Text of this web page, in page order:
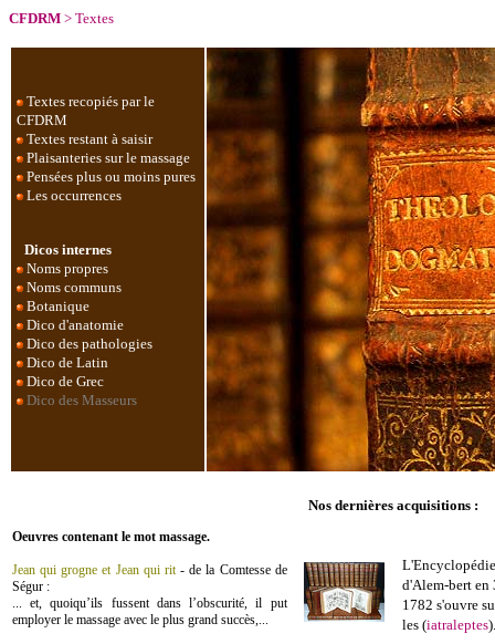
CFDRM > Textes
Textes recopiés par le
CFDRM
Textes restant à saisir
Plaisanteries sur le massage
Pensées plus ou moins pures
Les occurrences
Dicos internes
Noms propres
Noms communs
Botanique
Dico d'anatomie
Dico des pathologies
Dico de Latin
Dico de Grec
Dico des Masseurs
Oeuvres contenant le mot massage.
Jean qui grogne et Jean qui rit- de la Comtesse de
Ségur :
... et, quoiqu’ils fussent dans l’obscurité, il put
employer le massage avec le plus grand succès,...
Nos dernières acquisitions :
d'Alem-bert en
1782 s'ouvre
les (iatraleptes).